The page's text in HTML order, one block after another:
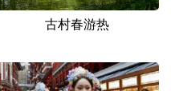
古村春游热